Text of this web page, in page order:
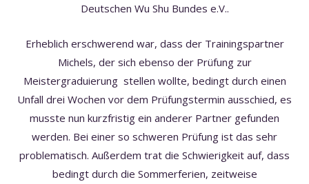
Deutschen Wu Shu Bundes e.V..
Erheblich erschwerend war, dass der Trainingspartner
Michels, der sich ebenso der Prüfung zur
Meistergraduierung stellen wollte, bedingt durch einen
Unfall drei Wochen vor dem Prüfungstermin ausschied, es
musste nun kurzfristig ein anderer Partner gefunden
werden. Bei einer so schweren Prüfung ist das sehr
problematisch. Außerdem trat die Schwierigkeit auf, dass
bedingt durch die Sommerferien, zeitweise